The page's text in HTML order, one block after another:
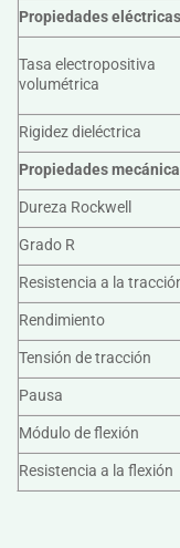
Propiedades eléctricas
Tasa electropositiva
volumétrica
Rigidez dieléctrica
Propiedades
Dureza Rockwell
Grado R
Resistencia a la
Rendimiento
Tensión de tracción
Pausa
Módulo de flexión
Resistencia a la flexión